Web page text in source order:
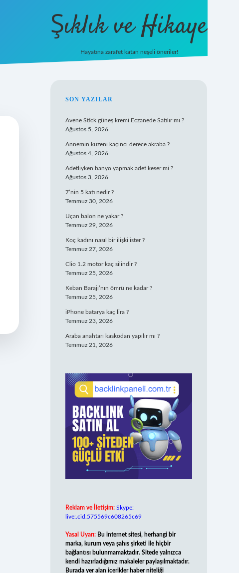
Şıklık ve Hikaye
Hayatına zarafet katan neşeli öneriler!
SIDEBAR
SON YAZILAR
Avene Stick güneş kremi Eczanede Satılır mı ?
Ağustos 5, 2026
Annemin kuzeni kaçıncı derece akraba ?
Ağustos 4, 2026
Adetliyken banyo yapmak adet keser mi ?
Ağustos 3, 2026
7’nin 5 katı nedir ?
Temmuz 30, 2026
Uçan balon ne yakar ?
Temmuz 29, 2026
Koç kadını nasıl bir ilişki ister ?
Temmuz 27, 2026
Clio 1.2 motor kaç silindir ?
Temmuz 25, 2026
Keban Barajı’nın ömrü ne kadar ?
Temmuz 25, 2026
iPhone batarya kaç lira ?
Temmuz 23, 2026
Araba anahtarı kaskodan yapılır mı ?
Temmuz 21, 2026
Reklam ve İletişim: Skype:
live:.cid.575569c608265c69
Yasal Uyarı: Bu internet sitesi, herhangi bir
marka, kurum veya şahıs şirketi ile hiçbir
bağlantısı bulunmamaktadır. Sitede yalnızca
kendi hazırladığımız makaleler paylaşılmaktadır.
Burada yer alan içerikler haber niteliği